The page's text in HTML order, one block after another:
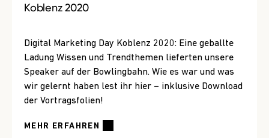
Koblenz 2020
Digital Marketing Day Koblenz 2020: Eine geballte
Ladung Wissen und Trendthemen lieferten unsere
Speaker auf der Bowlingbahn. Wie es war und was
wir gelernt haben lest ihr hier – inklusive Download
der Vortragsfolien!
MEHR ERFAHREN